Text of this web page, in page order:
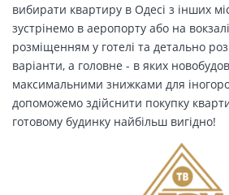
вибирати квартиру в Одесі з інших
зустрінемо в аеропорту або на
розміщенням у готелі та детально
варіанти, а головне - в яких
максимальними знижками для
допоможемо здійснити покупку
готовому будинку найбільш вигідно!